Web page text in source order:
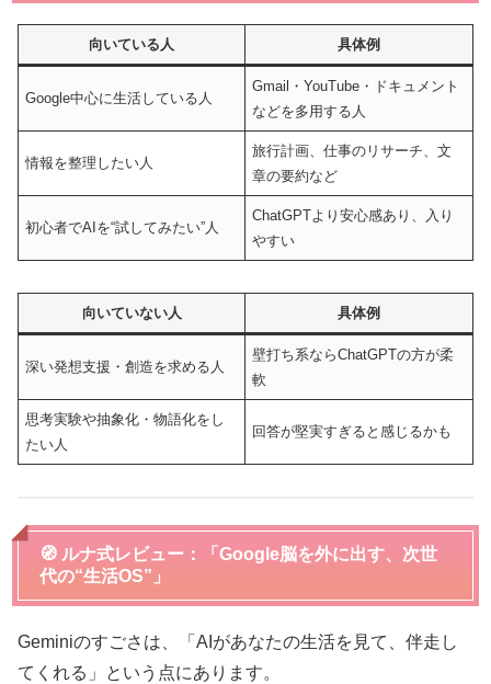
向いている人 具体例
Google中心に生活している人
Gmail・YouTube・ドキュメント
などを多用する人
情報を整理したい人
旅行計画、仕事のリサーチ、文
章の要約など
初心者でAIを“試してみたい”人
ChatGPTより安心感あり、入り
やすい
向いていない人 具体例
深い発想支援・創造を求める人
壁打ち系ならChatGPTの方が柔
軟
思考実験や抽象化・物語化をし
たい人
回答が堅実すぎると感じるかも
🧭 ルナ式レビュー：「Google脳を外に出す、次世
代の“生活OS”」
Geminiのすごさは、「AIがあなたの生活を見て、伴走し
てくれる」という点にあります。